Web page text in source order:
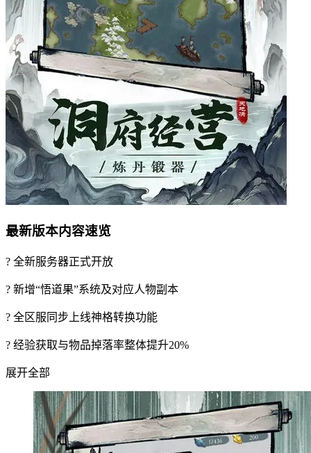
最新版本内容速览
? 全新服务器正式开放
? 新增“悟道果”系统及对应人物副本
? 全区服同步上线神格转换功能
? 经验获取与物品掉落率整体提升20%
展开全部